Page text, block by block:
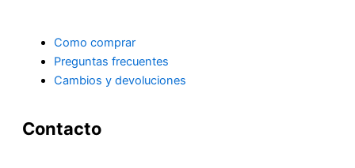
Como comprar
Preguntas frecuentes
Cambios y devoluciones
Contacto